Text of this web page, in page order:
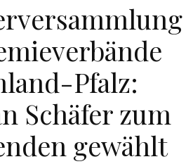
von
Weik
Pfalz:
Schäfer zum
gewählt